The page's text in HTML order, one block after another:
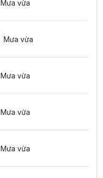
Mưa vừa
Mưa vừa
Mưa vừa
Mưa vừa
Mưa vừa